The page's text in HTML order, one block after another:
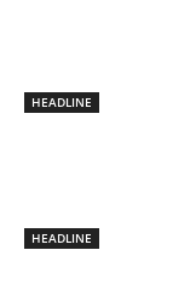
HEADLINE
HEADLINE